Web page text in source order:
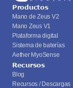
Productos
Mano de Zeus V2
Mano Zeus V1
Plataforma digital
Sistema de baterías
Aether MyoSense
Recursos
Blog
Recursos / Descargas